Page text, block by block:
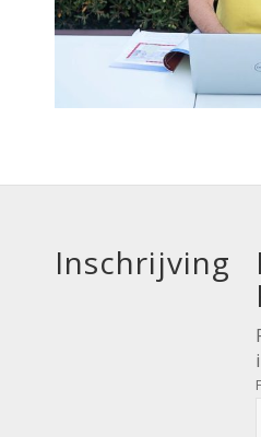
Inschrijving